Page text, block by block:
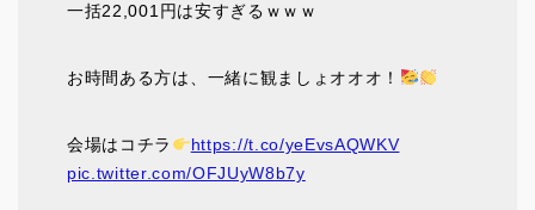
一括22,001円は安すぎるｗｗｗ
お時間ある方は、一緒に観ましょオオオ！
会場はコチラ
https://t.co/yeEvsAQWKV
pic.twitter.com/OFJUyW8b7y